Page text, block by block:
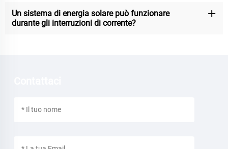
Un sistema di energia solare può funzionare
durante gli interruzioni di corrente?